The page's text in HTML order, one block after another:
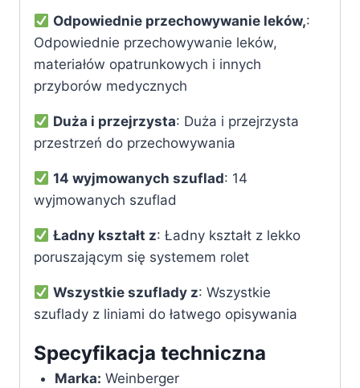
Odpowiednie przechowywanie leków,:
Odpowiednie przechowywanie leków,
materiałów opatrunkowych i innych
przyborów medycznych
Duża i przejrzysta: Duża i przejrzysta
przestrzeń do przechowywania
14 wyjmowanych szuflad: 14
wyjmowanych szuflad
Ładny kształt z: Ładny kształt z lekko
poruszającym się systemem rolet
Wszystkie szuflady z: Wszystkie
szuflady z liniami do łatwego opisywania
Specyfikacja techniczna
Marka: ‎Weinberger